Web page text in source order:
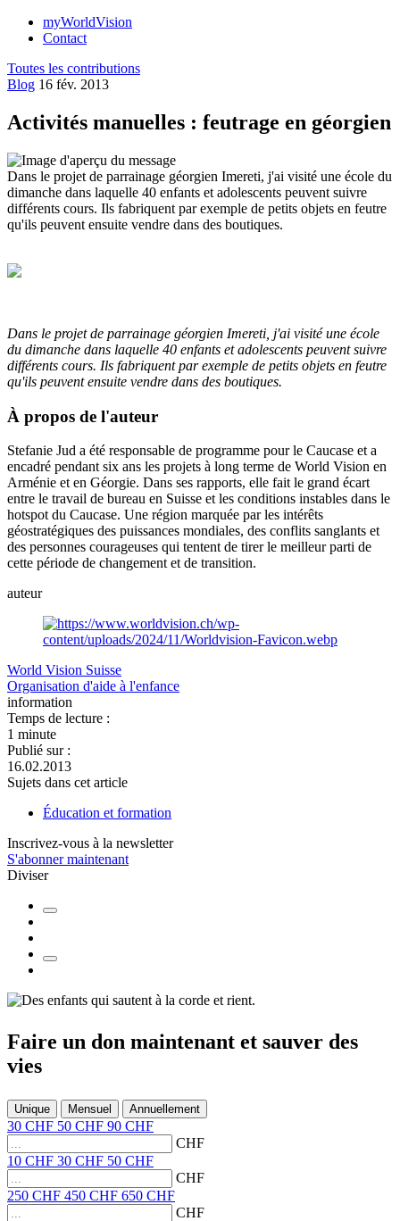
myWorldVision
Contact
Toutes les contributions
Blog 16 fév. 2013
Activités manuelles : feutrage en géorgien
Dans le projet de parrainage géorgien Imereti, j'ai visité une école du
dimanche dans laquelle 40 enfants et adolescents peuvent suivre
différents cours. Ils fabriquent par exemple de petits objets en feutre
qu'ils peuvent ensuite vendre dans des boutiques.
Dans le projet de parrainage géorgien Imereti, j'ai visité une école
du dimanche dans laquelle 40 enfants et adolescents peuvent suivre
différents cours. Ils fabriquent par exemple de petits objets en feutre
qu'ils peuvent ensuite vendre dans des boutiques.
À propos de l'auteur
Stefanie Jud a été responsable de programme pour le Caucase et a
encadré pendant six ans les projets à long terme de World Vision en
Arménie et en Géorgie. Dans ses rapports, elle fait le grand écart
entre le travail de bureau en Suisse et les conditions instables dans le
hotspot du Caucase. Une région marquée par les intérêts
géostratégiques des puissances mondiales, des conflits sanglants et
des personnes courageuses qui tentent de tirer le meilleur parti de
cette période de changement et de transition.
auteur
World Vision Suisse
Organisation d'aide à l'enfance
information
Temps de lecture :
1 minute
Publié sur :
16.02.2013
Sujets dans cet article
Éducation et formation
Inscrivez-vous à la newsletter
S'abonner maintenant
Diviser
Faire un don maintenant et sauver des
vies
Unique Mensuel Annuellement
30 CHF 50 CHF 90 CHF
CHF
10 CHF 30 CHF 50 CHF
CHF
250 CHF 450 CHF 650 CHF
CHF